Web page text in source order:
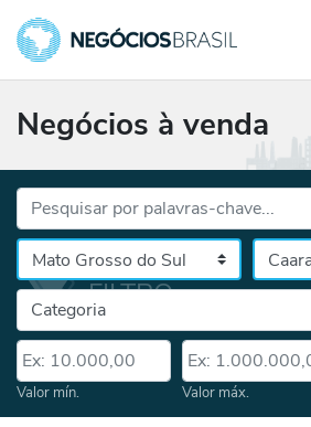
Negócios à venda
Palavras-chave...
Cidade
Categoria
Valor mín.
Valor mín.
Valor máx.
Valor máx.